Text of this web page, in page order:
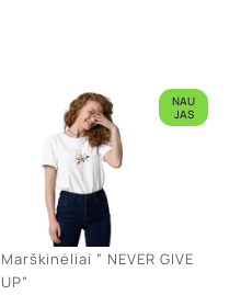
NAU
JAS
Marškinėliai ” NEVER GIVE
UP”